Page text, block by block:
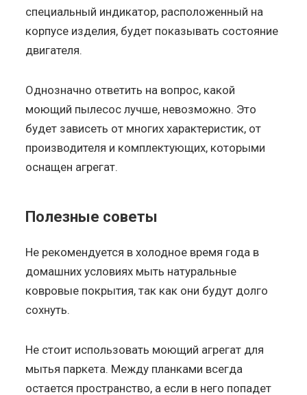
специальный индикатор, расположенный на
корпусе изделия, будет показывать состояние
двигателя.
Однозначно ответить на вопрос, какой
моющий пылесос лучше, невозможно. Это
будет зависеть от многих характеристик, от
производителя и комплектующих, которыми
оснащен агрегат.
Полезные советы
Не рекомендуется в холодное время года в
домашних условиях мыть натуральные
ковровые покрытия, так как они будут долго
сохнуть.
Не стоит использовать моющий агрегат для
мытья паркета. Между планками всегда
остается пространство, а если в него попадет